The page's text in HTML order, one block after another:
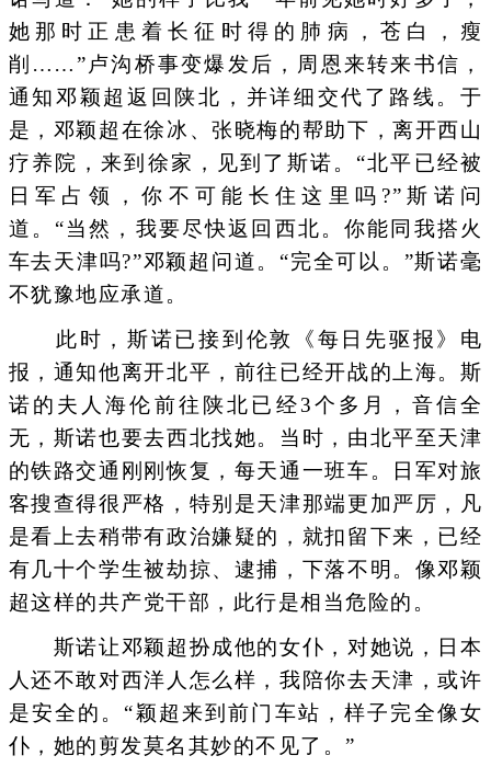
她那时正患着长征时得的肺病，苍白，瘦
削……”卢沟桥事变爆发后，周恩来转来书信，
通知邓颖超返回陕北，并详细交代了路线。于
是，邓颖超在徐冰、张晓梅的帮助下，离开西山
疗养院，来到徐家，见到了斯诺。“北平已经被
日军占领，你不可能长住这里吗?”斯诺问
道。“当然，我要尽快返回西北。你能同我搭火
车去天津吗?”邓颖超问道。“完全可以。”斯诺毫
不犹豫地应承道。
此时，斯诺已接到伦敦《每日先驱报》电
报，通知他离开北平，前往已经开战的上海。斯
诺的夫人海伦前往陕北已经3个多月，音信全
无，斯诺也要去西北找她。当时，由北平至天津
的铁路交通刚刚恢复，每天通一班车。日军对旅
客搜查得很严格，特别是天津那端更加严厉，凡
是看上去稍带有政治嫌疑的，就扣留下来，已经
有几十个学生被劫掠、逮捕，下落不明。像邓颖
超这样的共产党干部，此行是相当危险的。
斯诺让邓颖超扮成他的女仆，对她说，日本
人还不敢对西洋人怎么样，我陪你去天津，或许
是安全的。“颖超来到前门车站，样子完全像女
仆，她的剪发莫名其妙的不见了。”